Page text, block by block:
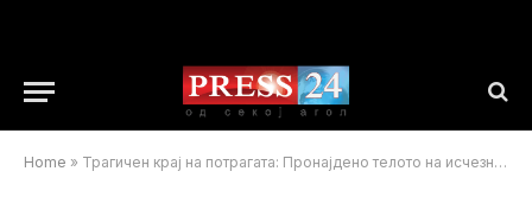
Home » Трагичен крај на потрагата: Пронајдено телото на исчезнатото 8-годишно дете во реката Драва